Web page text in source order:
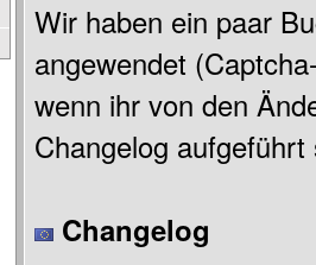
Wir haben ein paar
angewendet
wenn ihr von den
Changelog aufgeführt
Changelog